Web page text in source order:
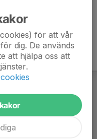
för att vår
dig. De används
att hjälpa oss att